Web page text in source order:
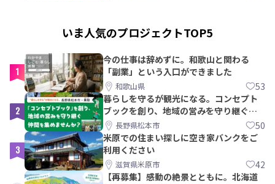
いま人気のプロジェクトTOP5
1
今の仕事は辞めずに。和歌山と関わる
「副業」という入口ができました
和歌山県 53
2
暮らしを守るが観光になる。コンセプト
ブックを創り、地域の営みを守り継ぐ仲
間を集めませんか？
長野県松本市 50
3
米原での住まい探しに空き家バンクをご
利用ください
滋賀県米原市 42
【再募集】感動の絶景とともに。北海道